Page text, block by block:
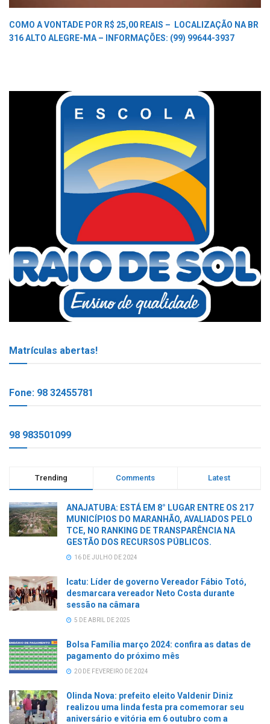
COMO A VONTADE POR R$ 25,00 REAIS –
LOCALIZAÇÃO NA BR
316 ALTO ALEGRE-MA –
INFORMAÇÕES: (99) 99644-3937
Matrículas abertas!
Fone: 98 32455781
98 983501099
Trending Comments Latest
ANAJATUBA: ESTÁ EM 8° LUGAR ENTRE OS 217
MUNICÍPIOS DO MARANHÃO, AVALIADOS PELO
TCE, NO RANKING DE TRANSPARÊNCIA NA
GESTÃO DOS RECURSOS PÚBLICOS.
16 DE JULHO DE 2024
Icatu: Líder de governo Vereador Fábio Totó,
desmarcara vereador Neto Costa durante
sessão na câmara
5 DE ABRIL DE 2025
Bolsa Família março 2024: confira as datas de
pagamento do próximo mês
20 DE FEVEREIRO DE 2024
Olinda Nova: prefeito eleito Valdenir Diniz
realizou uma linda festa pra comemorar seu
aniversário e vitória em 6 outubro com a